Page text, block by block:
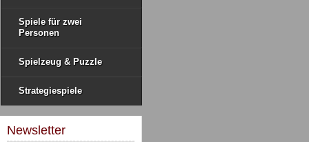
Spiele für zwei
Personen
Spielzeug & Puzzle
Strategiespiele
Newsletter